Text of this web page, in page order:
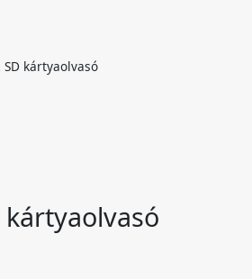
kártyaolvasó